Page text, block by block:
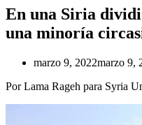
En una Siria
una minoría
marzo 9, 2022marzo 9,
Por Lama Rageh para Syria